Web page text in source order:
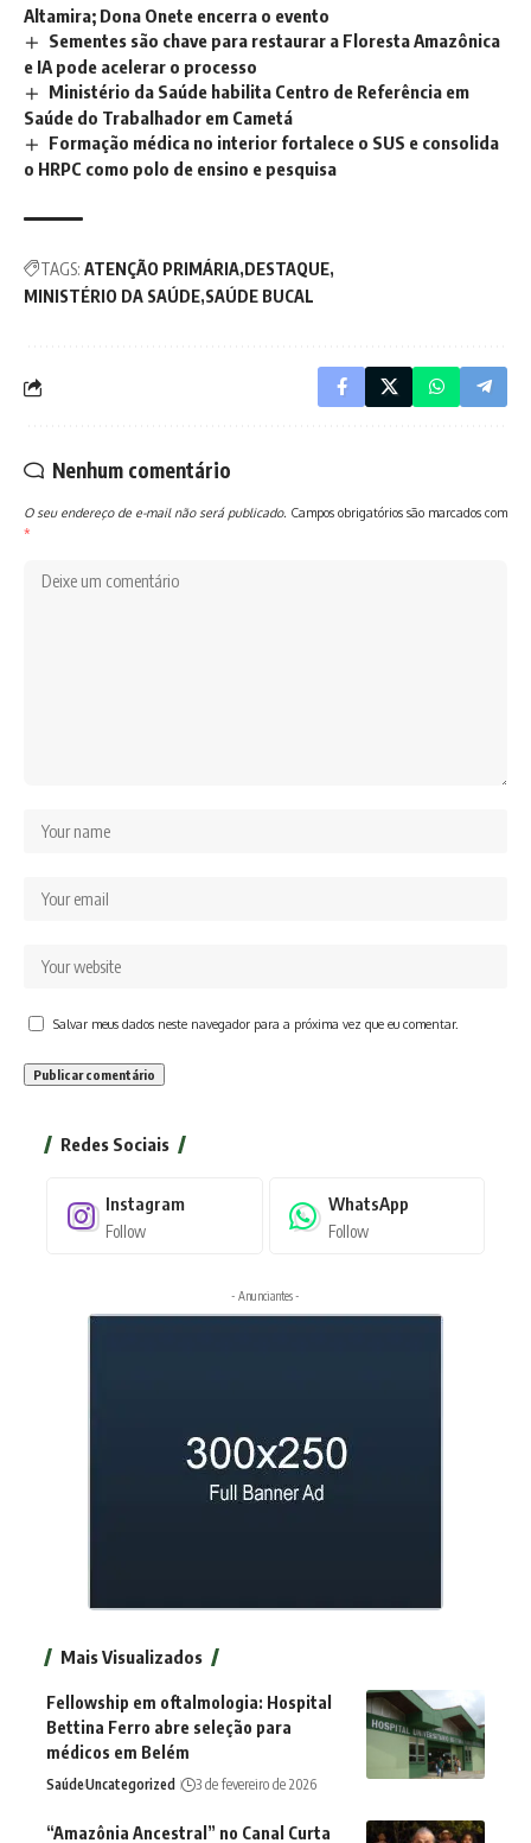
Altamira; Dona Onete encerra o evento
Sementes são chave para restaurar a Floresta Amazônica
e IA pode acelerar o processo
Ministério da Saúde habilita Centro de Referência em
Saúde do Trabalhador em Cametá
Formação médica no interior fortalece o SUS e consolida
o HRPC como polo de ensino e pesquisa
TAGS: ATENÇÃO PRIMÁRIA DESTAQUE
MINISTÉRIO DA SAÚDE SAÚDE BUCAL
Nenhum comentário
O seu endereço de e-mail não será publicado. Campos obrigatórios são marcados com
*
Salvar meus dados neste navegador para a próxima vez que eu comentar.
Redes Sociais
Instagram
Follow
WhatsApp
Follow
- Anunciantes -
Mais Visualizados
Fellowship em oftalmologia: Hospital
Bettina Ferro abre seleção para
médicos em Belém
SaúdeUncategorized 3 de fevereiro de 2026
“Amazônia Ancestral” no Canal Curta